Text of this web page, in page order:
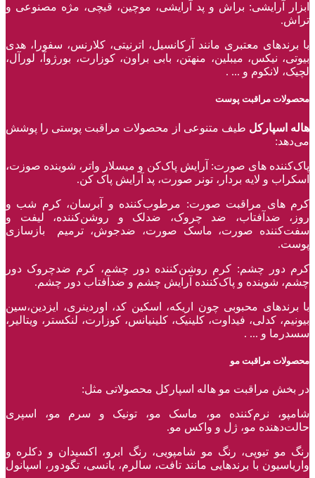
ابزار آرایشی: براش و پد آرایشی، موچین، قیچی، مژه مصنوعی و
تراش.
با برند‌های معتبری مانند آرکانسیل، اترنیتی، کلارنس، سفورا، هدی
بیوتی، نیکس، میبلین، منهتن، بابی براون، کوزارت، بورژوآ، لورآل،
لچیک، لانکوم و ... .
محصولات مراقبت پوست
هاله اسپارکل طیف متنوعی از محصولات مراقبت پوستی را پوشش
می‌دهد:
پاک‌کننده ‌های صورت: آرایش پاک‌کن و میسلار واتر، شوینده صوزت،
اسکراب و لایه بردار، تونر صورت، پد آرایش پاک کن.
کرم های مراقبت صورت: مرطوب‌کننده و آبرسان، کرم شب و
روز، ضدآفتاب، ضد چروک، ضدلک و روشن‌کننده، لیفت و
سفت‌کننده صورت، ماسک صورت، ضدجوش، ترمیم بازسازی
پوست.
کرم دور چشم: کرم روشن‌کننده دور چشم، کرم ضدچروک دور
چشم، شوینده و پاک‌کننده آرایش چشم و ضدآفتاب دور چشم.
با برند‌های محبوبی چون اریکه، اسکین کد، اوردینری، ایزدین،سین
بیونیم، کدلی، فیداوت، کلینیک، کلینیانس، کوزارت، لنکستر، ویتالیر،
سسدرما و ... .
محصولات مراقبت مو
در بخش مراقبت مو هاله اسپارکل محصولاتی مثل:
شامپو، نرم‌کننده مو، ماسک مو، تونیک و سرم مو، اسپری
حالت‌دهنده مو، ژل و واکس مو.
رنگ مو تیوپی، رنگ مو شامپویی، رنگ ابرو، اکسیدان و دکلره و
واریاسیون با برند‌هایی مانند تافت، سالرم، یانسی، تگودور، اسپانول